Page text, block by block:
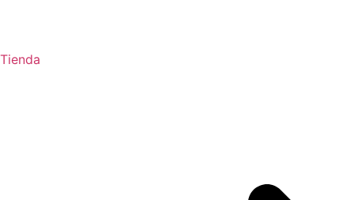
Tienda